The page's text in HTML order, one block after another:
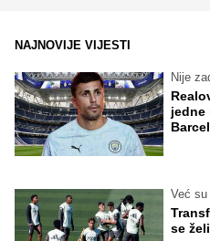
NAJNOVIJE VIJESTI
Nije
jedne
Već
se